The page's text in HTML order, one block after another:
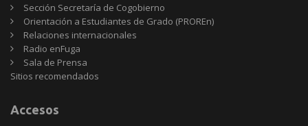
Sección Secretaría de Cogobierno
Orientación a Estudiantes de Grado (PROREn)
Relaciones internacionales
Radio enFuga
Sala de Prensa
Sitios
Sitios recomendados
Accesos